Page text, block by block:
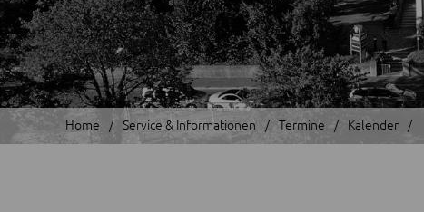
Home Service & Informationen Termine Kalender